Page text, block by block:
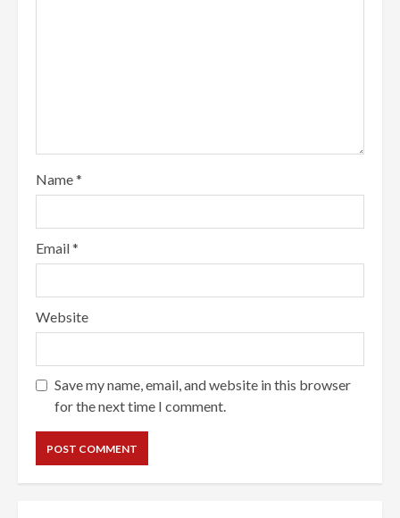
Name*
Email*
Website
Save my name, email, and website in this browser
for the next time I comment.